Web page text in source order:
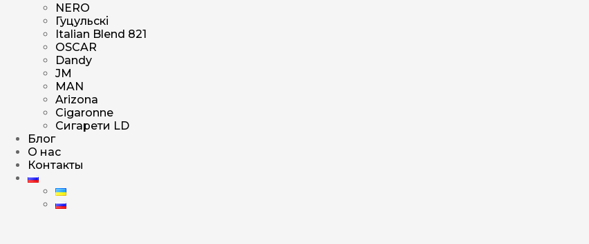
NERO
Гуцульскі
Italian Blend 821
OSCAR
Dandy
JM
MAN
Arizona
Cigaronne
Сигарети LD
Блог
О нас
Контакты